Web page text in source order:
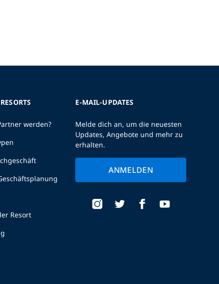
werden?
Resort
E-MAIL-UPDATES
Melde dich an, um die neuesten
Updates, Angebote und mehr zu
erhalten.
ANMELDEN